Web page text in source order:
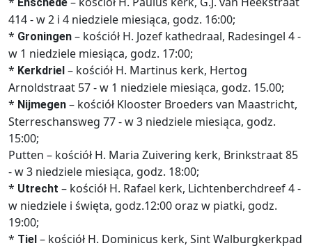
414 - w 2 i 4 niedziele miesiąca, godz. 16:00;
* Groningen – kościół H. Jozef kathedraal, Radesingel 4 -
w 1 niedziele miesiąca, godz. 17:00;
* Kerkdriel – kościół H. Martinus kerk, Hertog
Arnoldstraat 57 - w 1 niedziele miesiąca, godz. 15.00;
* Nijmegen – kościół Klooster Broeders van Maastricht,
Sterreschansweg 77 - w 3 niedziele miesiąca, godz.
15:00;
Putten – kościół H. Maria Zuivering kerk, Brinkstraat 85
- w 3 niedziele miesiąca, godz. 18:00;
* Utrecht – kościół H. Rafael kerk, Lichtenberchdreef 4 -
w niedziele i święta, godz.12:00 oraz w piatki, godz.
19:00;
* Tiel – kościół H. Dominicus kerk, Sint Walburgkerkpad